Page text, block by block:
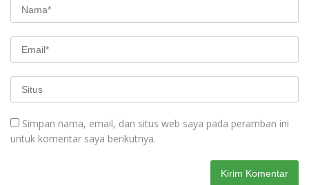
Simpan nama, email, dan situs web saya pada peramban ini
untuk komentar saya berikutnya.